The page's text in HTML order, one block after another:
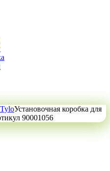
Установочная коробка для
90001056